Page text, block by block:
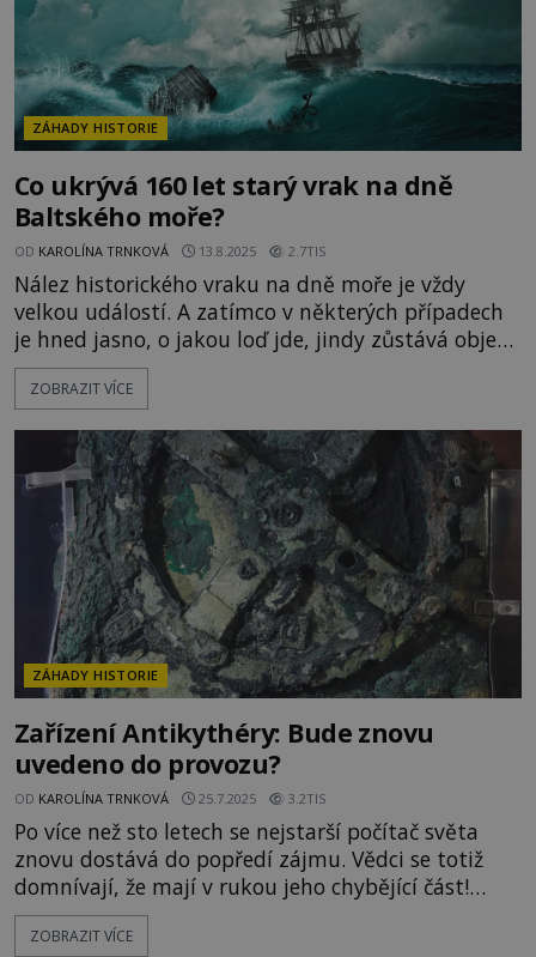
ZÁHADY HISTORIE
Co ukrývá 160 let starý vrak na dně
Baltského moře?
OD KAROLÍNA TRNKOVÁ 13.8.2025 2.7TIS
Nález historického vraku na dně moře je vždy
velkou událostí. A zatímco v některých případech
je hned jasno, o jakou loď jde, jindy zůstává objev
dlouhou dobu záhadou. To je i případ potopeného
plavidla nalezeného v roce 2016 v Baltském moři.
skončila pod hladinou? Nedaleko Alandských
ostrovů u jiho
ZOBRAZIT VÍCE
ZÁHADY HISTORIE
Zařízení Antikythéry: Bude znovu
uvedeno do provozu?
OD KAROLÍNA TRNKOVÁ 25.7.2025 3.2TIS
Po více než sto letech se nejstarší počítač světa
znovu dostává do popředí zájmu. Vědci se totiž
domnívají, že mají v rukou jeho chybějící část!
Podaří se prolomit tajemství starověkého
mechanismu? Nebo by artefakt dokonce mohl být
ZOBRAZIT VÍCE